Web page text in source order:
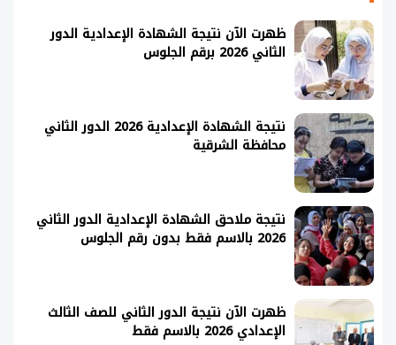
ظهرت الآن نتيجة الشهادة الإعدادية الدور
الثاني 2026 برقم الجلوس
نتيجة الشهادة الإعدادية 2026 الدور الثاني
محافظة الشرقية
نتيجة ملاحق الشهادة الإعدادية الدور الثاني
2026 بالاسم فقط بدون رقم الجلوس
ظهرت الآن نتيجة الدور الثاني للصف الثالث
الإعدادي 2026 بالاسم فقط